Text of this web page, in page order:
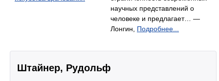
научных представлений о
человеке и предлагает… —
Лонгин, Подробнее...
Штайнер, Рудольф